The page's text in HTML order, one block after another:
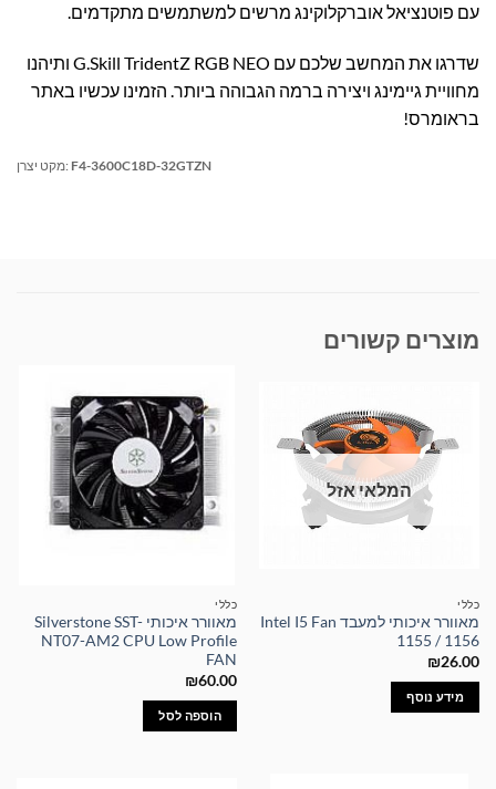
עם פוטנציאל אוברקלוקינג מרשים למשתמשים מתקדמים.
שדרגו את המחשב שלכם עם G.Skill TridentZ RGB NEO ותיהנו
מחוויית גיימינג ויצירה ברמה הגבוהה ביותר. הזמינו עכשיו באתר
בראומרס!
מקט יצרן: F4-3600C18D-32GTZN
מוצרים קשורים
המלאי אזל
כללי
מאוורר איכותי למעבד Intel I5 Fan
1155 / 1156
₪26.00
מידע נוסף
כללי
מאוורר איכותי Silverstone SST-
NT07-AM2 CPU Low Profile
FAN
₪60.00
הוספה לסל